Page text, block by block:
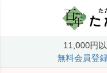
11,000円
無料会員登